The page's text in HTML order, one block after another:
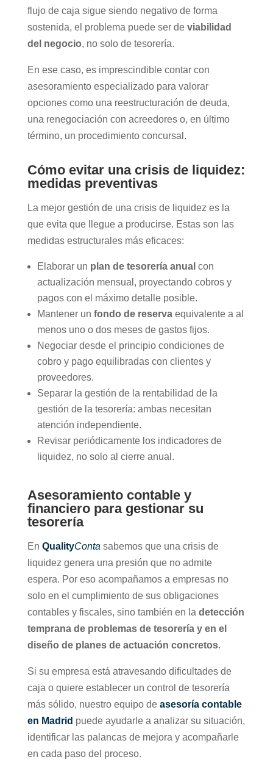
flujo de caja sigue siendo negativo de forma
sostenida, el problema puede ser de viabilidad
del negocio, no solo de tesorería.
En ese caso, es imprescindible contar con
asesoramiento especializado para valorar
opciones como una reestructuración de deuda,
una renegociación con acreedores o, en último
término, un procedimiento concursal.
Cómo evitar una crisis de liquidez:
medidas preventivas
La mejor gestión de una crisis de liquidez es la
que evita que llegue a producirse. Estas son las
medidas estructurales más eficaces:
Elaborar un plan de tesorería anual con
actualización mensual, proyectando cobros y
pagos con el máximo detalle posible.
Mantener un fondo de reservaequivalente a al
menos uno o dos meses de gastos fijos.
Negociar desde el principio condiciones de
cobro y pago equilibradas con clientes y
proveedores.
Separar la gestión de la rentabilidad de la
gestión de la tesorería: ambas necesitan
atención independiente.
Revisar periódicamente los indicadores de
liquidez, no solo al cierre anual.
Asesoramiento contable y
financiero para gestionar su
tesorería
En QualityConta sabemos que una crisis de
liquidez genera una presión que no admite
espera. Por eso acompañamos a empresas no
solo en el cumplimiento de sus obligaciones
contables y fiscales, sino también en la detección
temprana de problemas de tesorería y en el
diseño de planes de actuación concretos.
Si su empresa está atravesando dificultades de
caja o quiere establecer un control de tesorería
más sólido, nuestro equipo de asesoría contable
en Madrid puede ayudarle a analizar su situación,
identificar las palancas de mejora y acompañarle
en cada paso del proceso.